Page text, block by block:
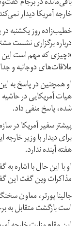
خارجه آمریکا دیدار
خطیب‌زاده روز یکشنبه
ملاقات‌های دوجانبه و
او همچنین در پاسخ به
هیات آمریکایی در
شده، پاسخ منفی داد.
پیشتر سفیر آمریکا در
برای دیدار با وزیر
هفته آینده ندارد.
او با این حال با اشاره
مذاکرات وین گفت این
جالینا پورتر، معاون
است بازگشت متقابل به